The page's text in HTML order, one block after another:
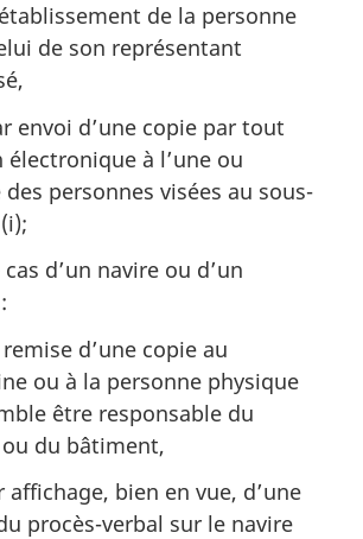
de la personne
de son représentant
envoi d’une copie par tout
électronique à l’une ou
des personnes visées au sous-
d’un navire ou d’un
d’une copie au
ou à la personne physique
être responsable du
du bâtiment,
affichage, bien en vue, d’une
procès-verbal sur le navire